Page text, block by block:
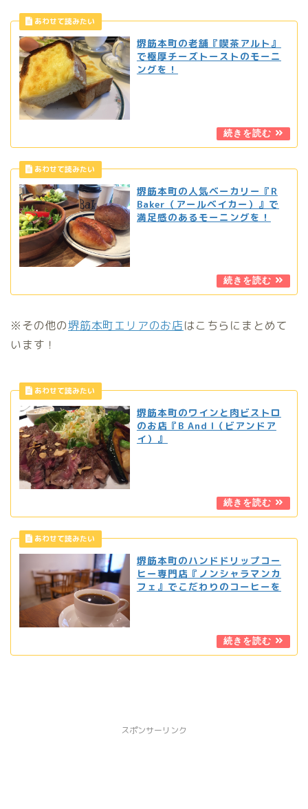
堺筋本町の老舗『喫茶アルト』
で極厚チーズトーストのモーニ
ングを！
堺筋本町の人気ベーカリー『R
Baker（アールベイカー）』で
満足感のあるモーニングを！
※その他の堺筋本町エリアのお店はこちらにまとめて
います！
堺筋本町のワインと肉ビストロ
のお店『B And I（ビアンドア
イ）』
堺筋本町のハンドドリップコー
ヒー専門店『ノンシャラマンカ
フェ』でこだわりのコーヒーを
スポンサーリンク